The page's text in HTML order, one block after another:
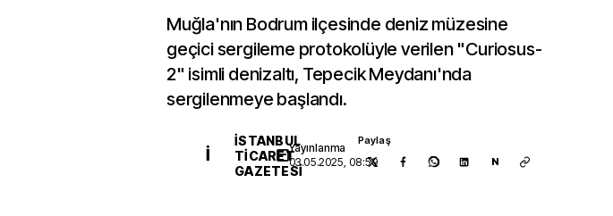
Muğla'nın Bodrum ilçesinde deniz müzesine
geçici sergileme protokolüyle verilen "Curiosus-
2" isimli denizaltı, Tepecik Meydanı'nda
sergilenmeye başlandı.
İ
İSTANBUL
TICARET
GAZETESI
Yayınlanma
03.05.2025, 08:59
Paylaş
N